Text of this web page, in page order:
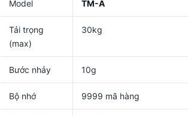
Model TM-A
Tải trọng
(max)
30kg
Bước nhảy 10g
Bộ nhớ 9999 mã hàng